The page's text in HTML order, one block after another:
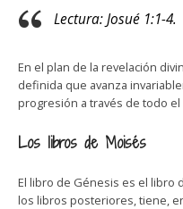
Lectura: Josué 1:1-4.
En el plan de la revelación
definida que avanza
progresión a través de todo el
Los libros de Moisés
El libro de Génesis es el libro
los libros posteriores, tiene,